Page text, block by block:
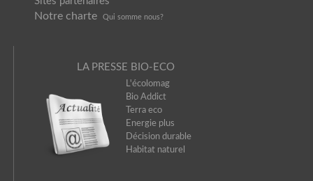
Notre charte Qui somme nous?
LA PRESSE BIO-ECO
L'écolomag
Bio Addict
Terra eco
Energie plus
Décision durable
Habitat naturel